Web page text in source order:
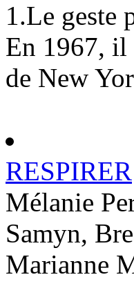
1.Le geste
En 1967, il
de New
RESPIRER
Mélanie
Samyn,
Marianne